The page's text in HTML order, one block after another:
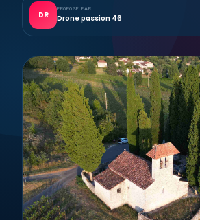
DR
PROPOSÉ PAR
Drone passion 46